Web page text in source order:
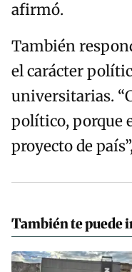
afirmó.
También
el carácter
universitarias.
político, porque
proyecto de
También te puede